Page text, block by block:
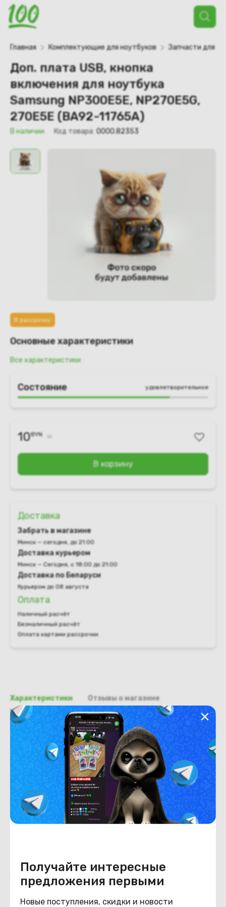
Поиск
товаров
Получайте интересные
предложения первыми
Новые поступления, скидки и новости
Главная Комплектующие для ноутбуков Запчасти для
Доп. плата USB, кнопка
включения для ноутбука
Samsung NP300E5E, NP270E5G,
270E5E (BA92-11765A)
В наличии Код товара: 0000.82353
В рассрочку
Основные характеристики
Все характеристики
Состояние удовлетворительное
10BYN
В корзину
Доставка
Забрать в магазине
Минск — сегодня, до 21:00
Доставка курьером
Минск — Сегодня, с 18:00 до 21:00
Доставка по Беларуси
Курьером до 08 августа
Оплата
Наличный расчёт
Безналичный расчёт
Оплата картами рассрочки
Характеристики Отзывы о магазине
Общая информация
Производитель
Samsung
Тип товара
Доп. плата USB
Состояние
Состояние удовлетворительное
Похожие товары